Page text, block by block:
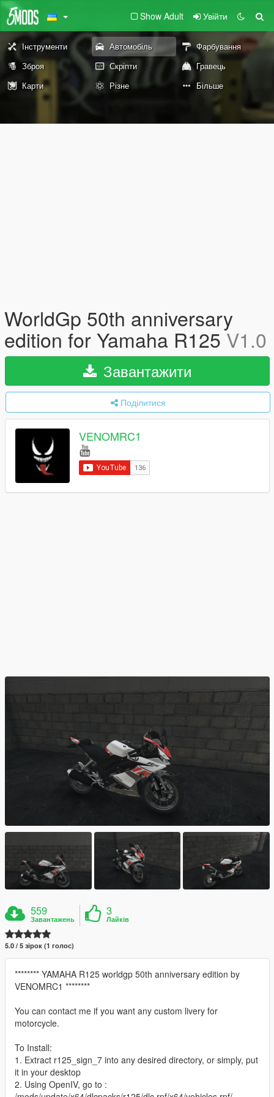
Show Adult Увійти
Інструменти Автомобіль
Фарбування
Зброя
Скріпти
Гравець
Карти
Різне Більше
WorldGp 50th anniversary
edition for Yamaha R125V1.0
Завантажити
Поділитися
VENOMRC1
559
Завантажень
3
Лайків
5.0 / 5 зірок (1 голос)
******** YAMAHA R125 worldgp 50th anniversary edition by
VENOMRC1 ********
You can contact me if you want any custom livery for
motorcycle.
To Install:
1. Extract r125_sign_7 into any desired directory, or simply, put
it in your desktop
2. Using OpenIV, go to :